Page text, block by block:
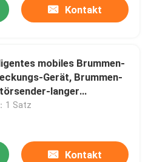
Kontakt
mobiles Brummen-
Gerät, Brummen-
langer
1 Satz
Kontakt